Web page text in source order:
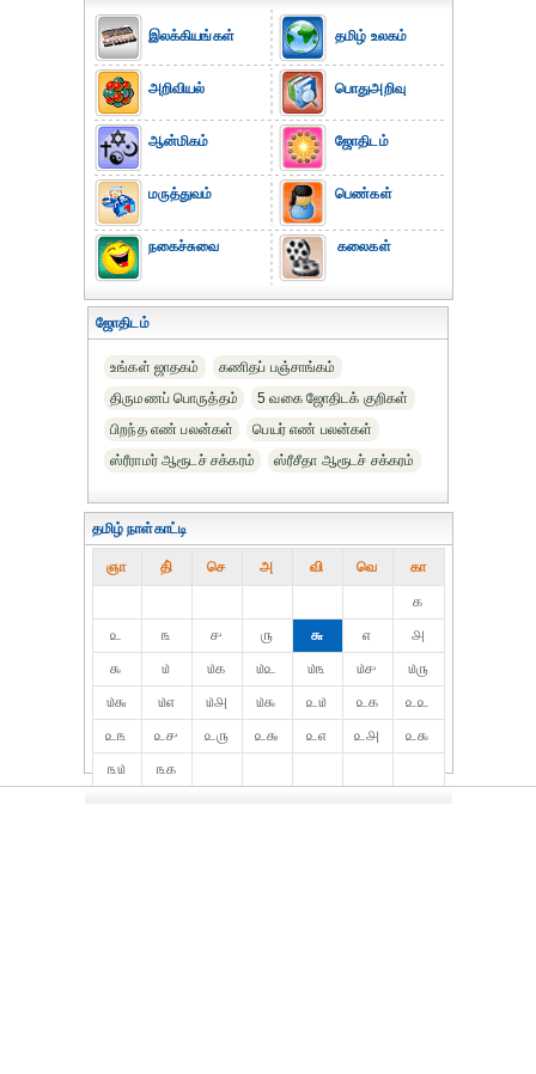
இலக்கியங்கள்
அறிவியல்
ஆன்மிகம்
மருத்துவம்
நகைச்சுவை
தமிழ் உலகம்
பொதுஅறிவு
ஜோதிடம்
பெண்கள்
கலைகள்
ஜோதிடம்
உங்கள் ஜாதகம்
கணிதப் பஞ்சாங்கம்
திருமணப் பொருத்தம்
5 வகை ஜோதிடக் குறிகள்
பிறந்த எண் பலன்கள்
பெயர் எண் பலன்கள்
ஸ்ரீராமர் ஆரூடச் சக்கரம்
ஸ்ரீசீதா ஆரூடச் சக்கரம்
தமிழ் நாள்காட்டி
ஞா தி் செ அ வி வெ கா
௧
௨
௩ ௪ ௫ ௬ ௭
௮
௯
௰ ௰௧ ௰௨ ௰௩ ௰௪
௰௫
௰௬
௰௭ ௰௮ ௰௯ ௨௰ ௨௧
௨௨
௨௩
௨௪ ௨௫ ௨௬ ௨௭ ௨௮
௨௯
௩௰
௩௧